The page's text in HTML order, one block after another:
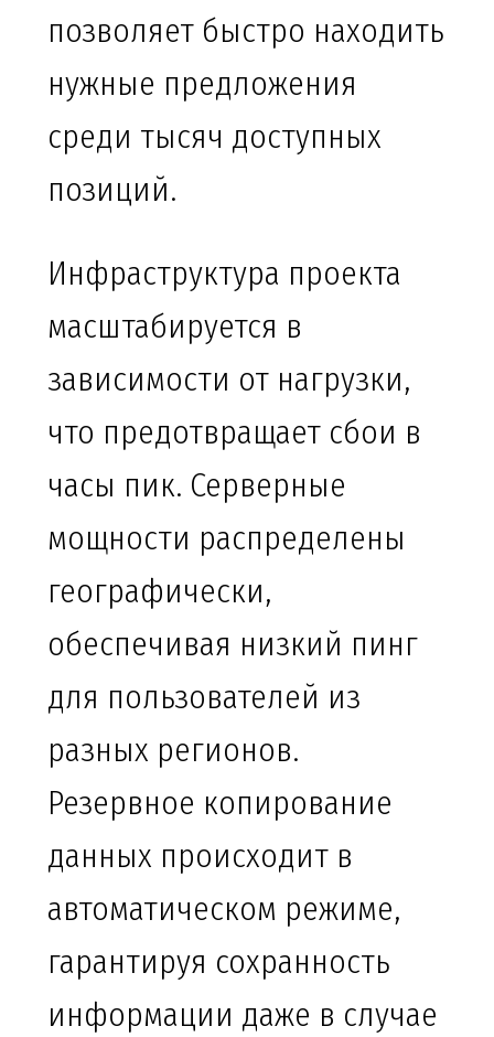
позволяет быстро находить
нужные предложения
среди тысяч доступных
позиций.
Инфраструктура проекта
масштабируется в
зависимости от нагрузки,
что предотвращает сбои в
часы пик. Серверные
мощности распределены
географически,
обеспечивая низкий пинг
для пользователей из
разных регионов.
Резервное копирование
данных происходит в
автоматическом режиме,
гарантируя сохранность
информации даже в случае